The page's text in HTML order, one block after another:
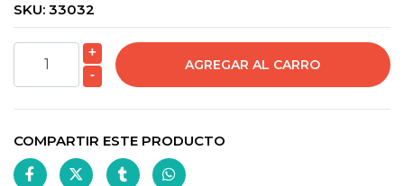
SKU: 33032
+
-
COMPARTIR ESTE PRODUCTO